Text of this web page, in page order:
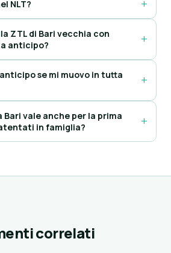
NLT?
ZTL di Bari vecchia con
anticipo?
se mi muovo in tutta
Bari vale anche per la prima
in famiglia?
correlati